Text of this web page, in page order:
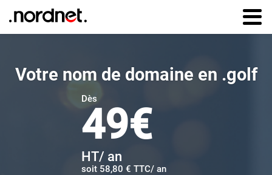
Aller au
contenu
principal
Votre nom de domaine en .golf
Dès
49€
HT/ an
49 € HT par an
soit 58,80 € TTC/ an